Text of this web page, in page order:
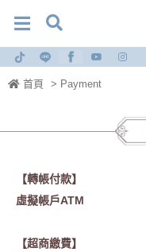
首頁 > Payment
【轉帳付款】
虛擬帳戶ATM
【超商繳費】